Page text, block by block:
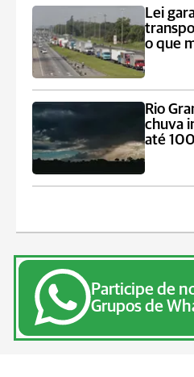
Lei
o que
Rio
chuva
até
Participe de
Grupos de